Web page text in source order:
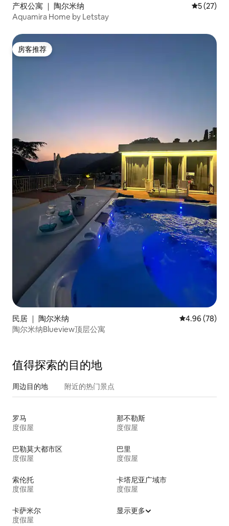
产权公寓 ｜ 陶尔米纳 平均评分
5 (27)
Aquamira Home by Letstay
房客推荐
房客推荐
民居 ｜ 陶尔米纳 平均评分 4.96
4.96 (78)
陶尔米纳Blueview顶层公寓
值得探索的目的地
周边目的地 附近的热门景点
罗马
度假屋
那不勒斯
度假屋
巴勒莫大都市区
度假屋
巴里
度假屋
索伦托
度假屋
卡塔尼亚广域市
度假屋
卡萨米尔
度假屋
显示更多